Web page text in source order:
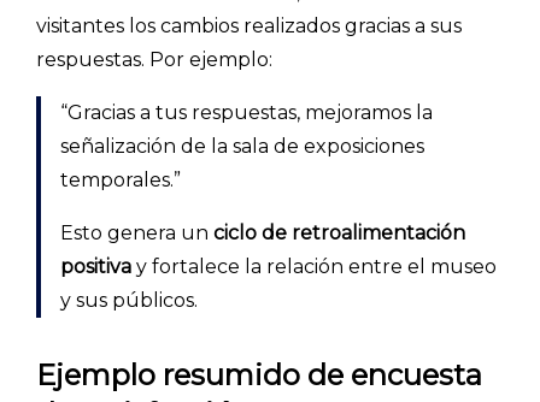
visitantes los cambios realizados gracias a sus
respuestas. Por ejemplo:
“Gracias a tus respuestas, mejoramos la
señalización de la sala de exposiciones
temporales.”
Esto genera un ciclo de retroalimentación
positiva y fortalece la relación entre el museo
y sus públicos.
Ejemplo resumido de encuesta